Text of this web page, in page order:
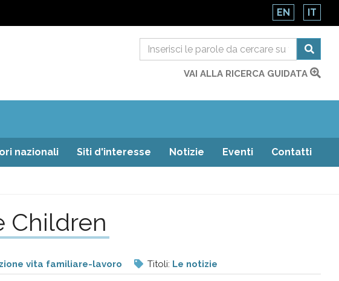
EN IT
VAI ALLA RICERCA GUIDATA
nazionali Siti d'interesse Notizie Eventi Contatti
Children
vita familiare-lavoro Titoli: Le notizie